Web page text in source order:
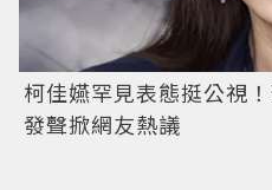
柯佳嬿罕見表態挺公視
發聲掀網友熱議